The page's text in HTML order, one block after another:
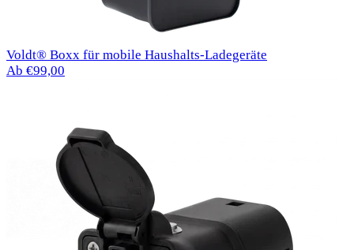
Voldt® Boxx für mobile Haushalts-Ladegeräte
Ab €99,00